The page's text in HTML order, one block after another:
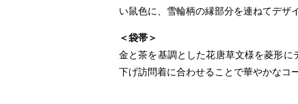
い鼠色に、雪輪柄の縁部分を連ねてデザ
＜袋帯＞
金と茶を基調とした花唐草文様を菱形
下げ訪問着に合わせることで華やかなコ